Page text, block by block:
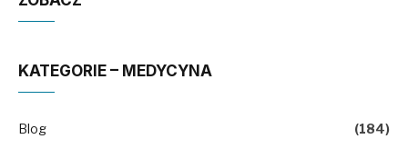
KATEGORIE – MEDYCYNA
Blog
(184)